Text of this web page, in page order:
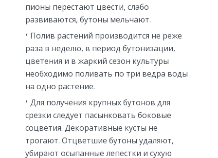
пионы перестают цвести, слабо
развиваются, бутоны мельчают.
Полив растений производится не реже
раза в неделю, в период бутонизации,
цветения и в жаркий сезон культуры
необходимо поливать по три ведра воды
на одно растение.
Для получения крупных бутонов для
срезки следует пасынковать боковые
соцветия. Декоративные кусты не
трогают. Отцветшие бутоны удаляют,
убирают осыпанные лепестки и сухую